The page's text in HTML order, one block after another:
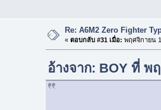
Re: A6M2 Zero Fighter
« ตอบกลับ #31 เมื่อ: พฤศจิกายน
อ้างจาก: BOY ที่ พ